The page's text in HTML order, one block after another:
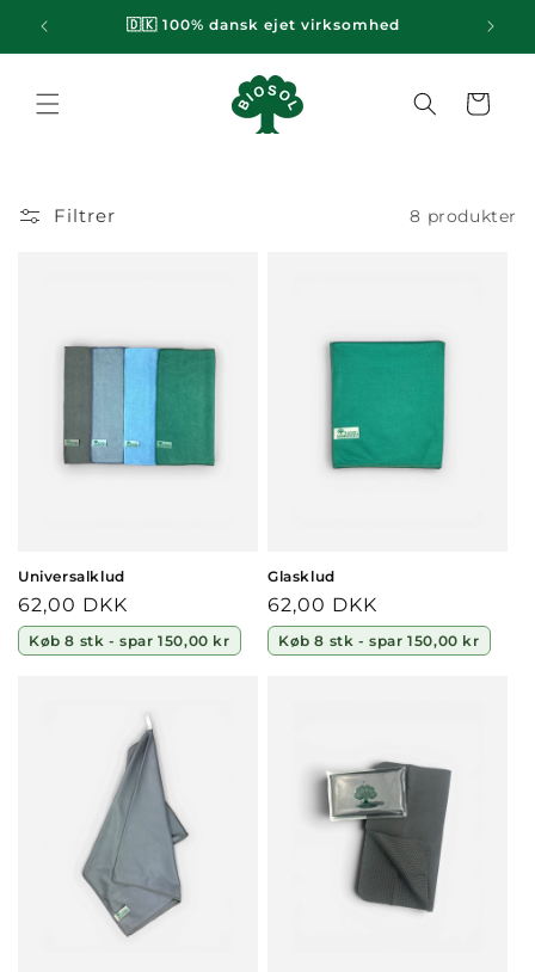
Gå til
indhold
🇩🇰 100% dansk ejet virksomhed
Indkøbskurv
Filtrer 8 produkter
Universalklud
Normalpris
62,00 DKK
Køb 8 stk - spar 150,00 kr
Glasklud
Normalpris
62,00 DKK
Køb 8 stk - spar 150,00 kr